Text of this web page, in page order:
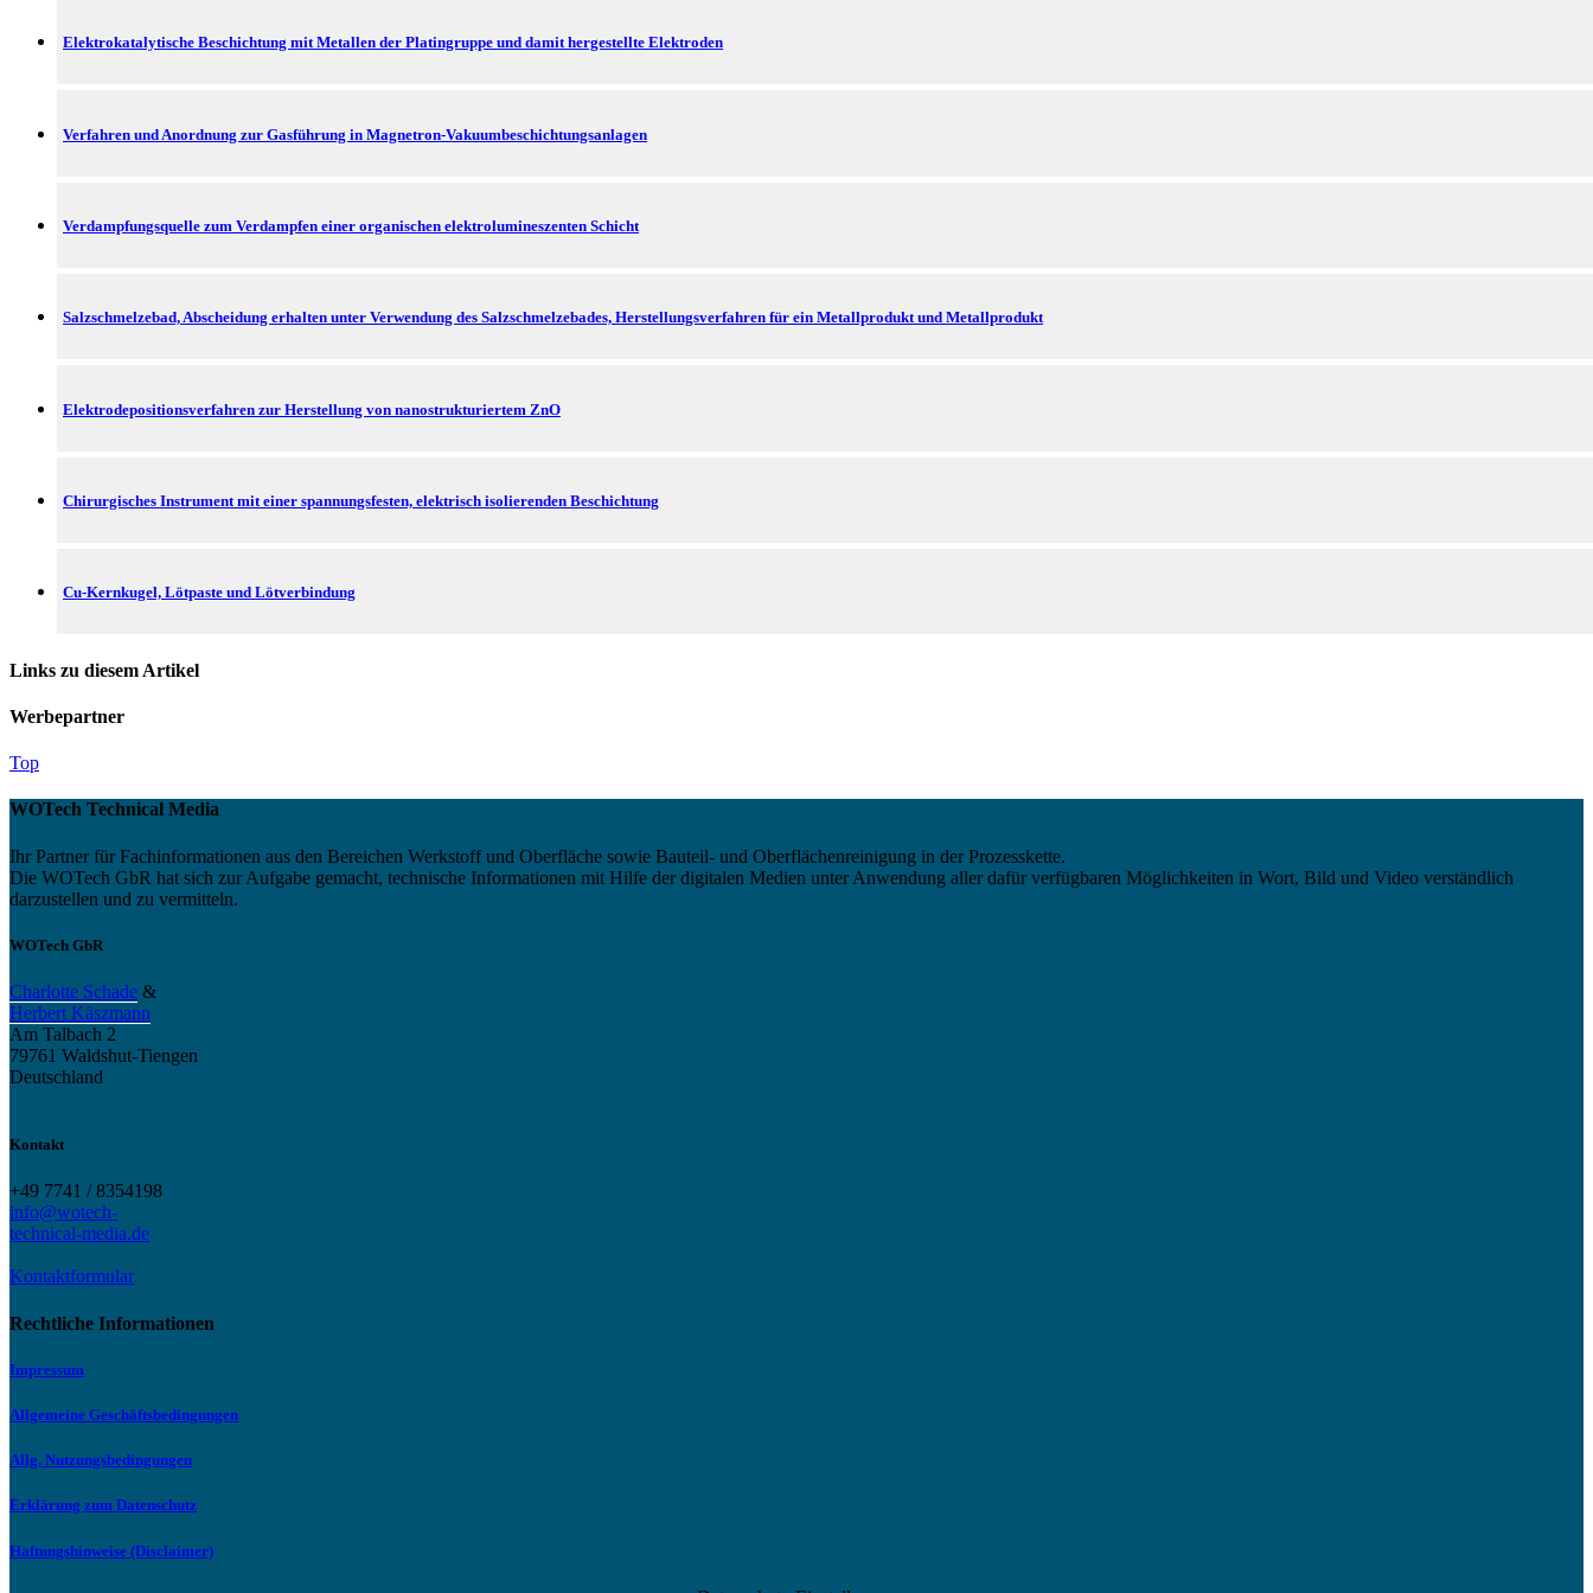
Elektrokatalytische Beschichtung mit Metallen der Platingruppe und damit hergestellte Elektroden
Verfahren und Anordnung zur Gasführung in Magnetron-Vakuumbeschichtungsanlagen
Verdampfungsquelle zum Verdampfen einer organischen elektrolumineszenten Schicht
Salzschmelzebad, Abscheidung erhalten unter Verwendung des Salzschmelzebades, Herstellungsverfahren für ein Metallprodukt und Metallprodukt
Elektrodepositionsverfahren zur Herstellung von nanostrukturiertem ZnO
Chirurgisches Instrument mit einer spannungsfesten, elektrisch isolierenden Beschichtung
Cu-Kernkugel, Lötpaste und Lötverbindung
Links zu diesem Artikel
Werbepartner
Top
WOTech Technical Media
Ihr Partner für Fachinformationen aus den Bereichen Werkstoff und Oberfläche sowie Bauteil- und Oberflächenreinigung in der Prozesskette.
Die WOTech GbR hat sich zur Aufgabe gemacht, technische Informationen mit Hilfe der digitalen Medien unter Anwendung aller dafür verfügbaren Möglichkeiten in Wort, Bild und Video verständlich
darzustellen und zu vermitteln.
WOTech GbR
Charlotte Schade &
Herbert Käszmann
Am Talbach 2
79761 Waldshut-Tiengen
Deutschland
Kontakt
+49 7741 / 8354198
info@wotech-
technical-media.de
Kontaktformular
Rechtliche Informationen
Impressum
Allgemeine Geschäftsbedingungen
Allg. Nutzungsbedingungen
Erklärung zum Datenschutz
Haftungshinweise (Disclaimer)